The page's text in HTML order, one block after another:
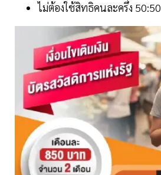
ไม่ต้องใช้สิทธิคนละครึ่ง 50:50